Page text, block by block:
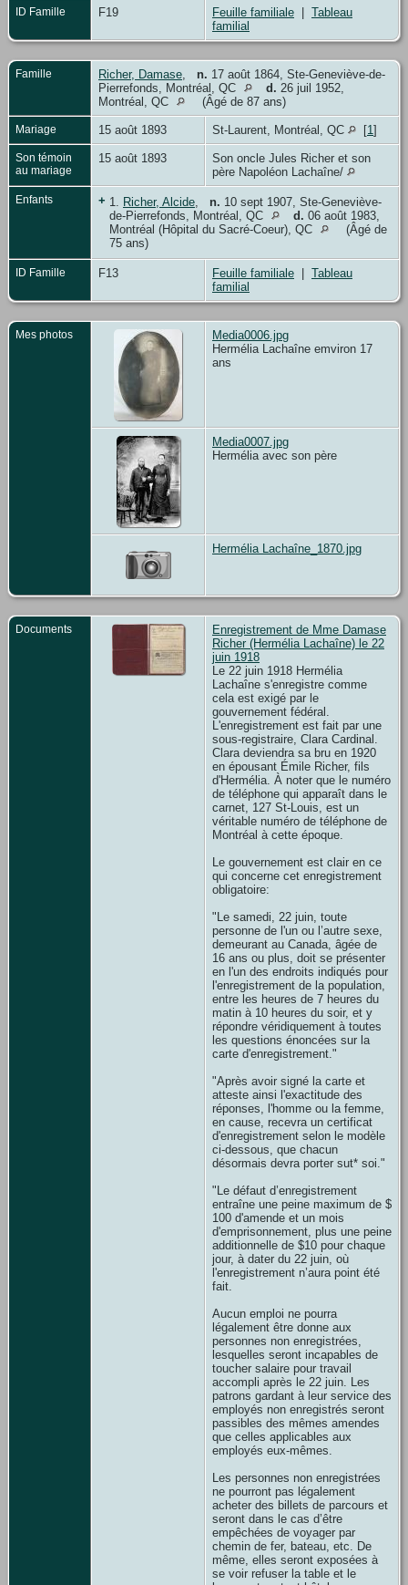
ID Famille F19 Feuille familiale | Tableau
familial
Famille Richer, Damase n. 17 août 1864, Ste-Geneviève-de-
Pierrefonds, Montréal, QC
d. 26 juil 1952,
Montréal, QC
(Âgé de 87 ans)
Mariage 15 août 1893 St-Laurent, Montréal, QC [1]
Son témoin
au mariage
15 août 1893
Son oncle Jules Richer et son
père Napoléon Lachaîne/
Enfants + 1. Richer, Alcide n. 10 sept 1907, Ste-Geneviève-
de-Pierrefonds, Montréal, QC
d. 06 août 1983,
Montréal (Hôpital du Sacré-Coeur), QC
(Âgé de
75 ans)
ID Famille F13 Feuille familiale | Tableau
familial
Mes photos
Media0006.jpg
Hermélia Lachaîne emviron 17
ans
Media0007.jpg
Hermélia avec son père
Hermélia Lachaîne_1870.jpg
Documents
Enregistrement de Mme Damase
Richer (Hermélia Lachaîne) le 22
juin 1918
Le 22 juin 1918 Hermélia
Lachaîne s'enregistre comme
cela est exigé par le
gouvernement fédéral.
L'enregistrement est fait par une
sous-registraire, Clara Cardinal.
Clara deviendra sa bru en 1920
en épousant Émile Richer, fils
d'Hermélia. À noter que le numéro
de téléphone qui apparaît dans le
carnet, 127 St-Louis, est un
véritable numéro de téléphone de
Montréal à cette époque.
Le gouvernement est clair en ce
qui concerne cet enregistrement
obligatoire:
"Le samedi, 22 juin, toute
personne de l'un ou l’autre sexe,
demeurant au Canada, âgée de
16 ans ou plus, doit se présenter
en l'un des endroits indiqués pour
l'enregistrement de la population,
entre les heures de 7 heures du
matin à 10 heures du soir, et y
répondre véridiquement à toutes
les questions énoncées sur la
carte d'enregistrement."
"Après avoir signé la carte et
atteste ainsi l'exactitude des
réponses, l'homme ou la femme,
en cause, recevra un certificat
d'enregistrement selon le modèle
ci-dessous, que chacun
désormais devra porter sut* soi."
"Le défaut d’enregistrement
entraîne une peine maximum de $
100 d'amende et un mois
d'emprisonnement, plus une peine
additionnelle de $10 pour chaque
jour, à dater du 22 juin, où
l'enregistrement n’aura point été
fait.
Aucun emploi ne pourra
légalement être donne aux
personnes non enregistrées,
lesquelles seront incapables de
toucher salaire pour travail
accompli après le 22 juin. Les
patrons gardant à leur service des
employés non enregistrés seront
passibles des mêmes amendes
que celles applicables aux
employés eux-mêmes.
Les personnes non enregistrées
ne pourront pas légalement
acheter des billets de parcours et
seront dans le cas d’être
empêchées de voyager par
chemin de fer, bateau, etc. De
même, elles seront exposées à
se voir refuser la table et le